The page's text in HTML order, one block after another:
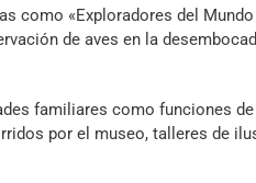
como «Exploradores del
de aves en la
familiares como funciones
por el museo, talleres de